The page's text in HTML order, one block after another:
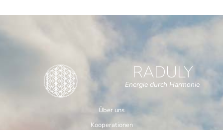
RADULY
Energie durch Harmonie
Über uns
Kooperationen